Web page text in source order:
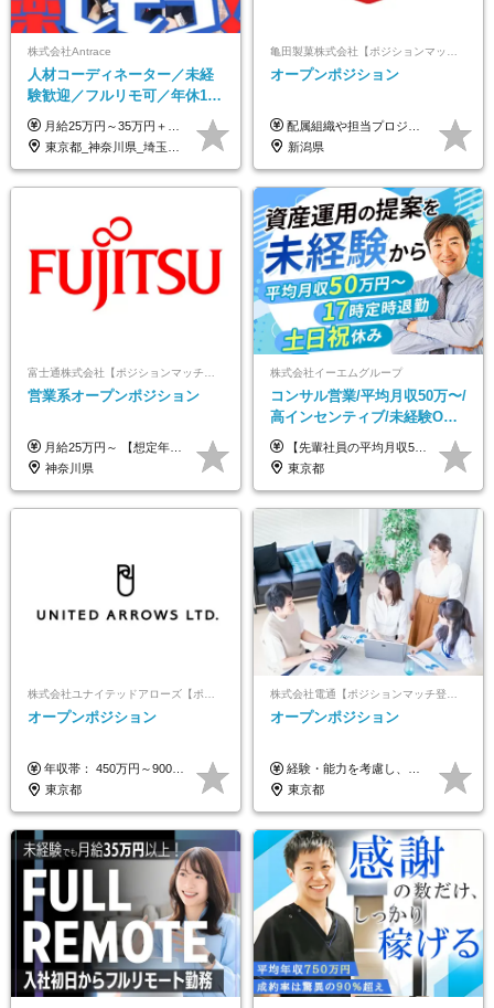
株式会社Antrace
人材コーディネーター／未経
験歓迎／フルリモ可／年休127
日／おしゃれ自由／海外研修
年10回／美容・サウナ割あり
月給25万円～35万円＋インセンティブ 未経験者：月給25万円～＋インセンティブ 経験者：月給35万円～＋インセンティブ （※経験者は営業経験5年以上の方を想定） ※経験・スキルなどを考慮のうえ、決定します ※時間外手当は別途全額支給します
東京都_神奈川県_埼玉県_千葉県_大阪府_愛知県_北海道_青森県_岩手県_宮城県_秋田県_山形県_福島県_茨城県_栃木県_群馬県_新潟県_山梨県_長野県_富山県_石川県_福井県_静岡県_岐阜県_三重県_兵庫県_京都府_滋賀県_奈良県_和歌山県_広島県_岡山県_鳥取県_島根県_山口県_徳島県_香川県_愛媛県_高知県_福岡県_熊本県_佐賀県_長崎県_大分県_宮崎県_鹿児島県_沖縄県
オープンポジション
配属組織や担当プロジェクトにより異なります。 想定年収：400万円～1000万円 ※ご経験やスキルに応じて決定します。 ※上記想定年収はあくまでも目安の金額であり、 選考を通じて上下する可能性があります。
新潟県
営業系オープンポジション
月給25万円～ 【想定年収】 400万円～1000万円（残業代及び諸手当込） ※ご経験、前年収、ご年齢に応じて決定します。
神奈川県
株式会社イーエムグループ
コンサル営業/平均月収50万〜/
高インセンティブ/未経験OK/
残業なし/4,50代も活躍/ブラン
ク可/面接1回
【先輩社員の平均月収50万円】 月給30万円以上+インセンティブ+その他手当 ※経験・スキルを考慮の上で給与を決定します ※上記には5万円（月20時間分）のみなし残業代と一律手当（営業手当4万円、能力評価手当4万円）を含みます ※上記を超える残業代は別途全額支給します ※試用期間：3ヶ月あり（試用期間中の待遇に差異なし）
東京都
オープンポジション
年収帯： 450万円～900万円 ※経験・スキルを考慮の上、決定します。
東京都
オープンポジション
経験・能力を考慮し、当社規定により決定します。 ▼参考情報 ------------ 年収イメージ：500万～1500万
東京都